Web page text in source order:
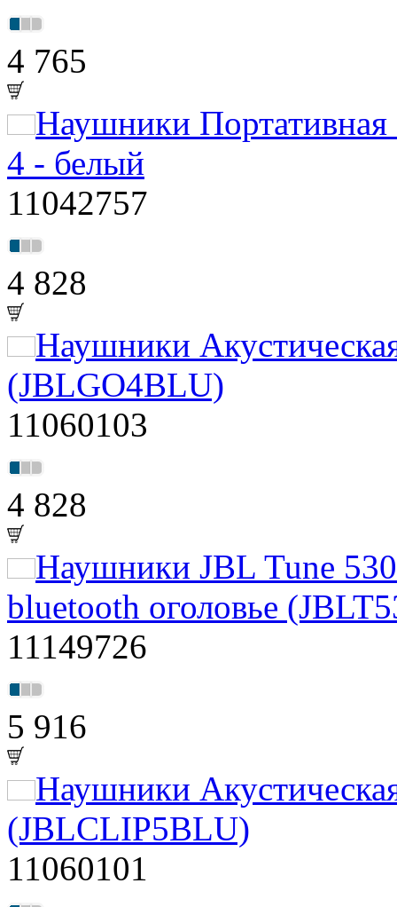
4 765
Наушники Портативная
4 - белый
11042757
4 828
Наушники
(JBLGO4BLU)
11060103
4 828
Наушники JBL Tune
bluetooth оголовье
11149726
5 916
Наушники
(JBLCLIP5BLU)
11060101